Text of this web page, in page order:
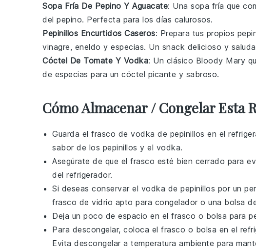
Sopa Fría De Pepino Y Aguacate: Una sopa fría que
del pepino. Perfecta para los días calurosos.
Pepinillos Encurtidos Caseros: Prepara tus propios
vinagre, eneldo y especias. Un snack delicioso y
Cóctel De Tomate Y Vodka: Un clásico Bloody Mary
de especias para un cóctel picante y sabroso.
Cómo Almacenar / Congelar Esta
Guarda el frasco de vodka de pepinillos en el
sabor de los pepinillos y el vodka.
Asegúrate de que el frasco esté bien cerrado para
del refrigerador.
Si deseas conservar el vodka de pepinillos por un
frasco de vidrio apto para congelador o una bolsa
Deja un poco de espacio en el frasco o bolsa para
Para descongelar, coloca el frasco o bolsa en el
Evita descongelar a temperatura ambiente para